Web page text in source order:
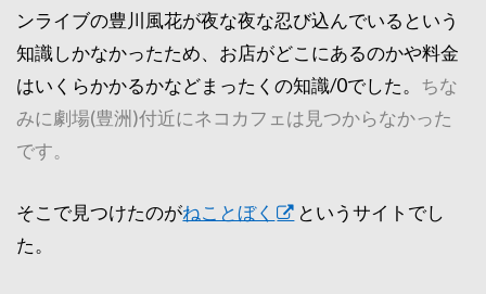
ンライブの豊川風花が夜な夜な忍び込んでいるという
知識しかなかったため、お店がどこにあるのかや料金
はいくらかかるかなどまったくの知識/0でした。 ちな
みに劇場(豊洲)付近にネコカフェは見つからなかった
です。
そこで見つけたのがねことぼく
というサイトでし
た。